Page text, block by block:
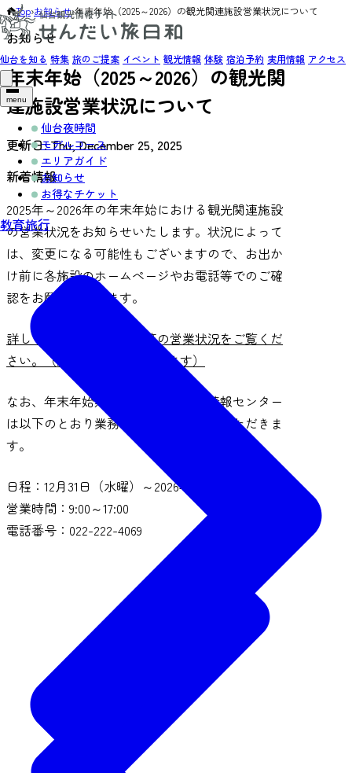
仙台を知る 特集 旅のご提案 イベント 観光情報 体験 宿泊予約 実用情報 アクセス
menu
仙台夜時間
モデルコース
エリアガイド
お知らせ
お得なチケット
教育旅行
Top›お知らせ›年末年始（2025～2026）の観光関連施設営業状況について
お知らせ
年末年始（2025～2026）の観光関
連施設営業状況について
更新日:Thu, December 25, 2025
新着情報
2025年～2026年の年末年始における観光関連施設
の営業状況をお知らせいたします。状況によって
は、変更になる可能性もございますので、お出か
け前に各施設のホームぺージやお電話等でのご確
認をお願いいたします。
詳しくは、観光関連施設等の営業状況をご覧くだ
さい。（PDFファイルで開きます）
なお、年末年始期間中、仙台市観光情報センター
は以下のとおり業務時間を変更させていただきま
す。
日程：12月31日（水曜）～2026年1月3日（土曜）
営業時間：9:00～17:00
電話番号：022-222-4069